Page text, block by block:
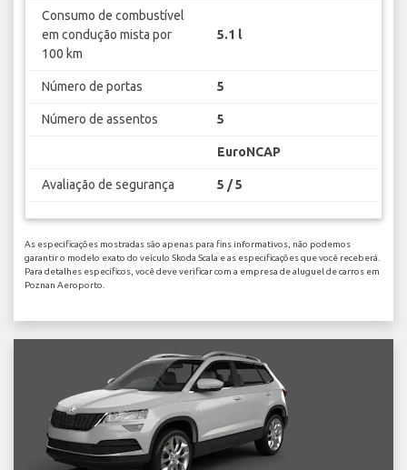
Consumo de combustível
em condução mista por
100 km
5.1 l
Número de portas 5
Número de assentos 5
EuroNCAP
Avaliação de segurança 5 / 5
As especificações mostradas são apenas para fins informativos, não podemos
garantir o modelo exato do veículo Skoda Scala e as especificações que você receberá.
Para detalhes específicos, você deve verificar com a empresa de aluguel de carros em
Poznan Aeroporto.